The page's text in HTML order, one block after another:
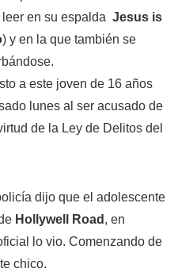
en su espalda Jesus is
) y en la que también se
a este joven de 16 años
lunes al ser acusado de
de la Ley de Delitos del
dijo que el adolescente
Hollywell Road , en
lo vio. Comenzando de
chico.